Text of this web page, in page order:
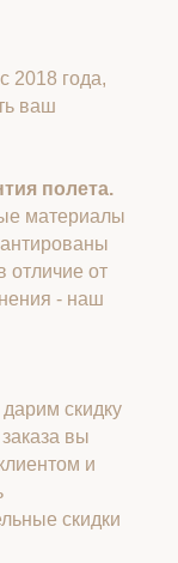
2018 года,
ваш
полета.
материалы
отличие от
- наш
скидку
вы
и
скидки